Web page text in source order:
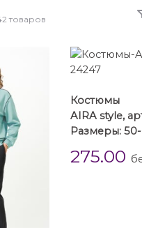
товаров
Костюмы
AIRA style,
Размеры:
275.00